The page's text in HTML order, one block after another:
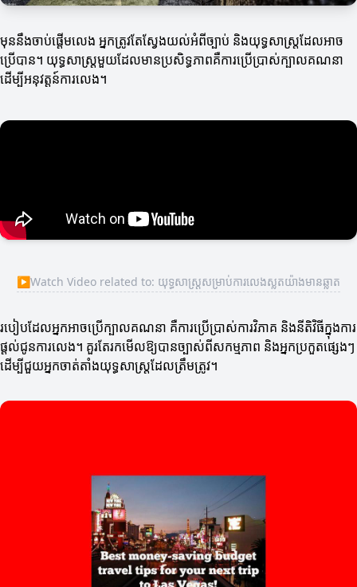
មុននឹងចាប់ផ្ដើមលេង អ្នកត្រូវតែស្វែងយល់អំពីច្បាប់ និងយុទ្ធសាស្ត្រដែលអាច
ប្រើបាន។ យុទ្ធសាស្ត្រមួយដែលមានប្រសិទ្ធភាពគឺការប្រើប្រាស់ក្បាលគណនា
ដើម្បីអនុវត្តន៍ការលេង។
▶Watch Video related to: យុទ្ធសាស្ត្រសម្រាប់ការលេងស្លតយ៉ាងមានឆ្លាត
របៀបដែលអ្នកអាចប្រើក្បាលគណនា គឺការប្រើប្រាស់ការវិភាគ និងនីតិវិធីក្នុងការ
ផ្តល់ជូនការលេង។ គួរតែរកមើលឱ្យបានច្បាស់ពីសកម្មភាព និងអ្នកប្រកួតផ្សេងៗ
ដើម្បីជួយអ្នកចាត់តាំងយុទ្ធសាស្ត្រដែលត្រឹមត្រូវ។